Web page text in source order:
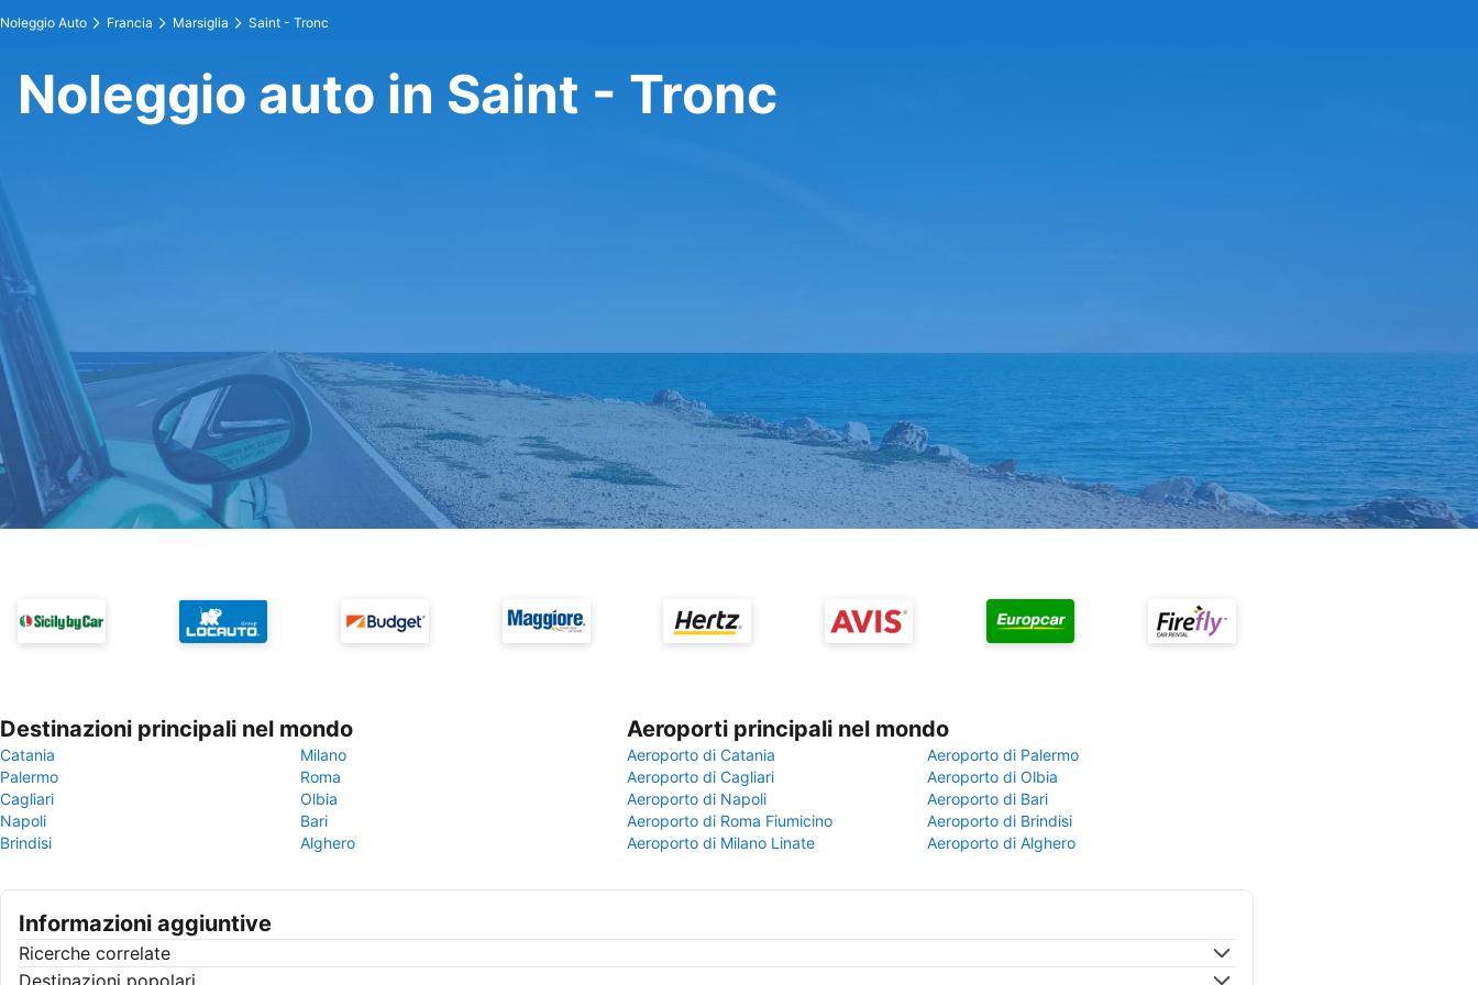
Noleggio Auto Francia Marsiglia Saint - Tronc
Noleggio auto in Saint - Tronc
Destinazioni principali nel mondo
Catania
Milano
Palermo
Roma
Cagliari
Olbia
Napoli
Bari
Brindisi
Alghero
Aeroporti principali nel mondo
Aeroporto di Catania
Aeroporto di Palermo
Aeroporto di Cagliari
Aeroporto di Olbia
Aeroporto di Napoli
Aeroporto di Bari
Aeroporto di Roma Fiumicino
Aeroporto di Brindisi
Aeroporto di Milano Linate
Aeroporto di Alghero
Informazioni aggiuntive
Ricerche correlate
Destinazioni popolari